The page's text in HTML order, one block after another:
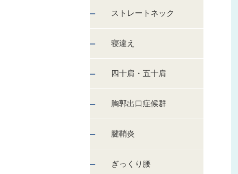
ストレートネック
寝違え
四十肩・五十肩
胸郭出口症候群
腱鞘炎
ぎっくり腰